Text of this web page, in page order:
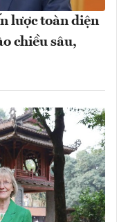
lược toàn diện
chiều sâu,